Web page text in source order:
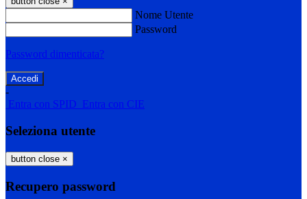
Nome Utente
Password
Password dimenticata?
-
Entra con SPID Entra con CIE
Seleziona utente
button close ×
Recupero password